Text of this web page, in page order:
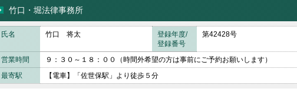
竹口・堀法律事務所
氏名 竹口 将太
登録年度/
登録番号
第42428号
営業時間
９：３０～１８：００（時間外希望の方は事前にご予約お願いします）
最寄駅
【電車】「佐世保駅」より徒歩５分